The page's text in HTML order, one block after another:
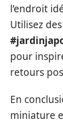
l’endroit
Utilisez
pour
retours
En
miniature